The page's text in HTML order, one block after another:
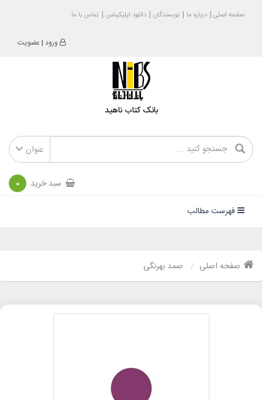
صفحه اصلی درباره ما نویسندگان دانلود اپلیکیشن تماس با ما
ورود |عضویت
بانک کتاب ناهید
عنوان
سبد خرید 0
فهرست مطالب
صفحه اصلی صمد بهرنگی